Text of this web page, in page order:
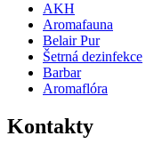
AKH
Aromafauna
Belair Pur
Šetrná dezinfekce
Barbar
Aromaflóra
Kontakty